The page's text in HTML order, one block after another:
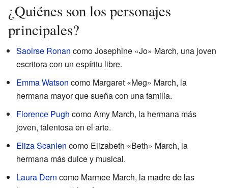
¿Quiénes son los personajes
principales?
Saoirse Ronan como Josephine «Jo» March, una joven
escritora con un espíritu libre.
Emma Watson como Margaret «Meg» March, la
hermana mayor que sueña con una familia.
Florence Pugh como Amy March, la hermana más
joven, talentosa en el arte.
Eliza Scanlen como Elizabeth «Beth» March, la
hermana más dulce y musical.
Laura Dern como Marmee March, la madre de las